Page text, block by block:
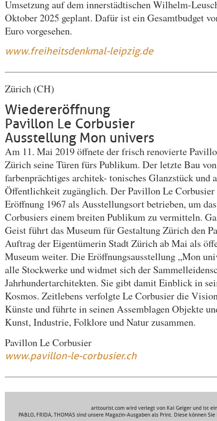
Umsetzung auf dem innerstädtischen Wilhelm-
Oktober 2025 geplant. Dafür ist ein Gesamtbudget
Euro vorgesehen.
www.freiheitsdenkmal-leipzig.de
Zürich (CH)
Wiedereröffnung
Pavillon Le Corbusier
Ausstellung Mon univers
Am 11. Mai 2019 öffnete der frisch renovierte
Zürich seine Türen fürs Publikum. Der letzte Bau
farbenprächtiges architek- tonisches Glanzstück und
Öffentlichkeit zugänglich. Der Pavillon Le Corbusier
Eröffnung 1967 als Ausstellungsort betrieben, um
Corbusiers einem breiten Publikum zu vermitteln.
Geist führt das Museum für Gestaltung Zürich den
Auftrag der Eigentümerin Stadt Zürich ab Mai als
Museum weiter. Die Eröffnungsausstellung „Mon
alle Stockwerke und widmet sich der
Jahrhundertarchitekten. Sie gibt damit Einblick in
Kosmos. Zeitlebens verfolgte Le Corbusier die
Künste und führte in seinen Assemblagen Objekte
Kunst, Industrie, Folklore und Natur zusammen.
Pavillon Le Corbusier
www.pavillon-le-corbusier.ch
arttourist.com wird verlegt von Kai Geiger und ist
PABLO, FRIDA, THOMAS sind unsere Magazin-Ausgaben als Print. Diese können